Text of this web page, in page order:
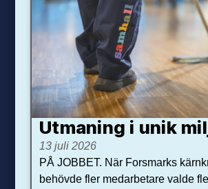
Utmaning i unik
13 juli 2026
PÅ JOBBET. När Forsmarks
behövde fler medarbetare valde